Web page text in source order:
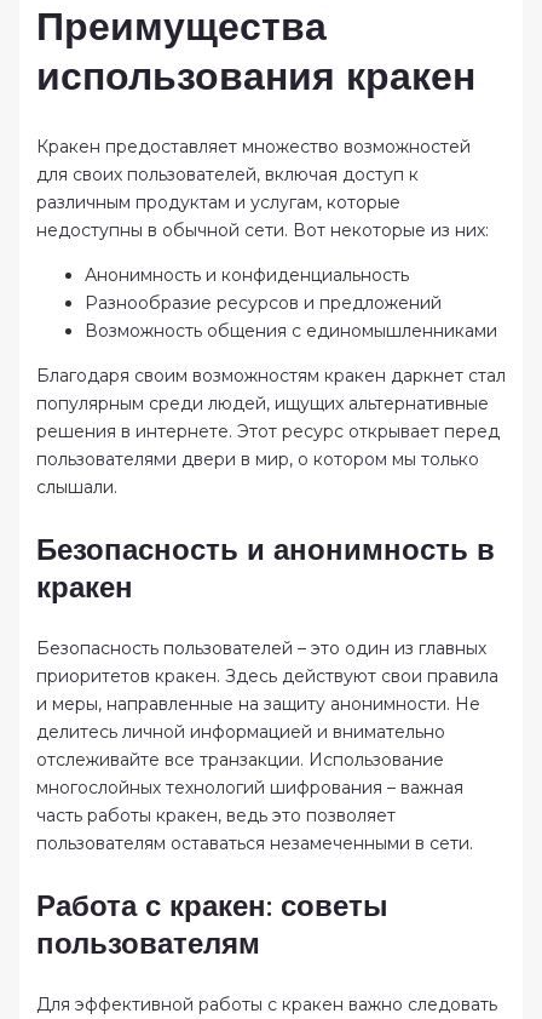
Преимущества
использования кракен
Кракен предоставляет множество возможностей
для своих пользователей, включая доступ к
различным продуктам и услугам, которые
недоступны в обычной сети. Вот некоторые из них:
Анонимность и конфиденциальность
Разнообразие ресурсов и предложений
Возможность общения с единомышленниками
Благодаря своим возможностям кракен даркнет стал
популярным среди людей, ищущих альтернативные
решения в интернете. Этот ресурс открывает перед
пользователями двери в мир, о котором мы только
слышали.
Безопасность и анонимность в
кракен
Безопасность пользователей – это один из главных
приоритетов кракен. Здесь действуют свои правила
и меры, направленные на защиту анонимности. Не
делитесь личной информацией и внимательно
отслеживайте все транзакции. Использование
многослойных технологий шифрования – важная
часть работы кракен, ведь это позволяет
пользователям оставаться незамеченными в сети.
Работа с кракен: советы
пользователям
Для эффективной работы с кракен важно следовать